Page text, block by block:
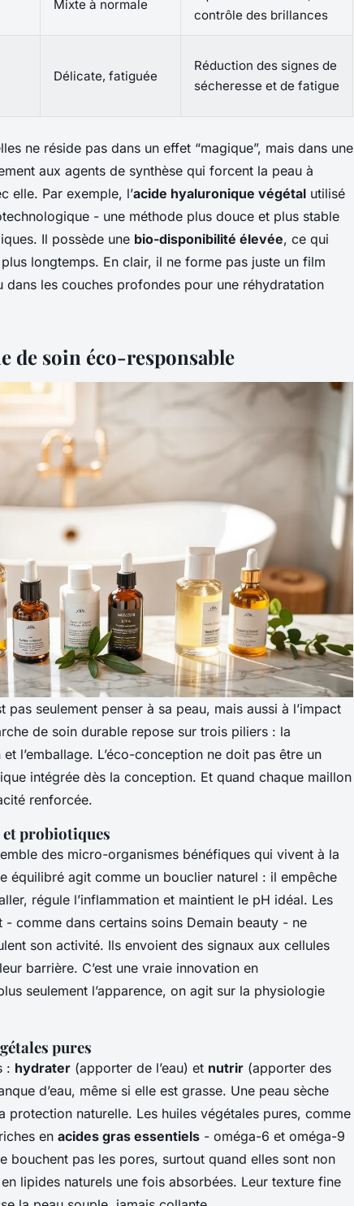
Mixte à normale
contrôle des brillances
Délicate, fatiguée
Réduction des signes de
sécheresse et de fatigue
ne réside pas dans un effet “magique”, mais dans une
aux agents de synthèse qui forcent la peau à
elle. Par exemple, l’acide hyaluronique végétal utilisé
- une méthode plus douce et plus stable
Il possède une bio-disponibilité élevée, ce qui
longtemps. En clair, il ne forme pas juste un film
dans les couches profondes pour une réhydratation
de soin éco-responsable
pas seulement penser à sa peau, mais aussi à l’impact
de soin durable repose sur trois piliers : la
l’emballage. L’éco-conception ne doit pas être un
intégrée dès la conception. Et quand chaque maillon
renforcée.
et probiotiques
des micro-organismes bénéfiques qui vivent à la
équilibré agit comme un bouclier naturel : il empêche
régule l’inflammation et maintient le pH idéal. Les
comme dans certains soins Demain beauty - ne
son activité. Ils envoient des signaux aux cellules
barrière. C’est une vraie innovation en
seulement l’apparence, on agit sur la physiologie
pures
: hydrater (apporter de l’eau) et nutrir (apporter des
d’eau, même si elle est grasse. Une peau sèche
protection naturelle. Les huiles végétales pures, comme
en acides gras essentiels - oméga-6 et oméga-9
bouchent pas les pores, surtout quand elles sont non
lipides naturels une fois absorbées. Leur texture fine